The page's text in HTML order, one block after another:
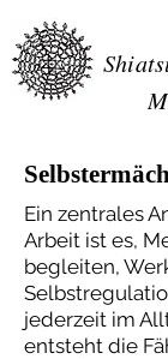
Ein zentrales
Arbeit ist es,
begleiten,
jederzeit im
entsteht die